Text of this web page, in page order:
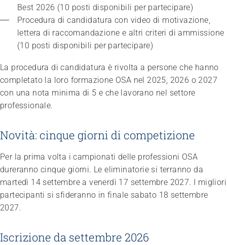
Congresso
«Qui mi sento a casa»
20.01.2027 Lausanne
Best 2026 (10 posti disponibili per partecipare)
Procedura di candidatura con video di motivazione,
lettera di raccomandazione e altri criteri di ammissione
(10 posti disponibili per partecipare)
La procedura di candidatura è rivolta a persone che hanno
completato la loro formazione OSA nel 2025, 2026 o 2027
con una nota minima di 5 e che lavorano nel settore
professionale.
Novità: cinque giorni di competizione
Per la prima volta i campionati delle professioni OSA
dureranno cinque giorni. Le eliminatorie si terranno da
martedì 14 settembre a venerdì 17 settembre 2027. I migliori
partecipanti si sfideranno in finale sabato 18 settembre
2027.
Iscrizione da settembre 2026